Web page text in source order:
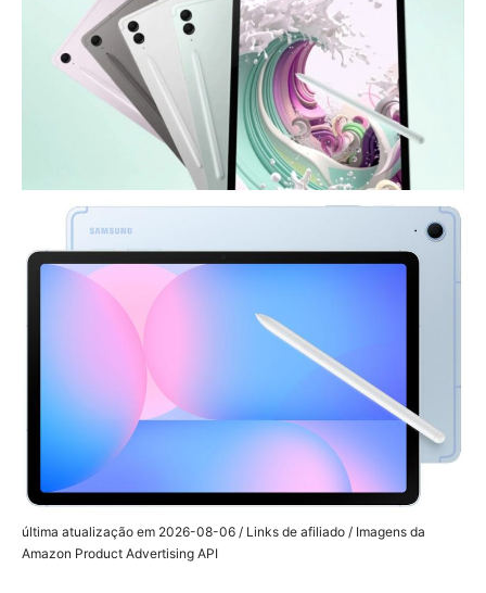
última atualização em 2026-08-06 / Links de afiliado / Imagens da
Amazon Product Advertising API